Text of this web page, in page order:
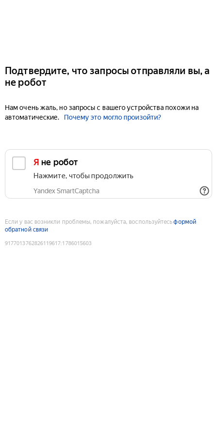
Подтвердите, что запросы отправляли вы, а
не робот
Нам очень жаль, но запросы с вашего устройства похожи на
автоматические.
Почему это могло произойти?
Я не робот
Нажмите, чтобы продолжить
Yandex SmartCaptcha
Если у вас возникли проблемы, пожалуйста, воспользуйтесьформой
обратной связи
9177013762826119617:1786015603